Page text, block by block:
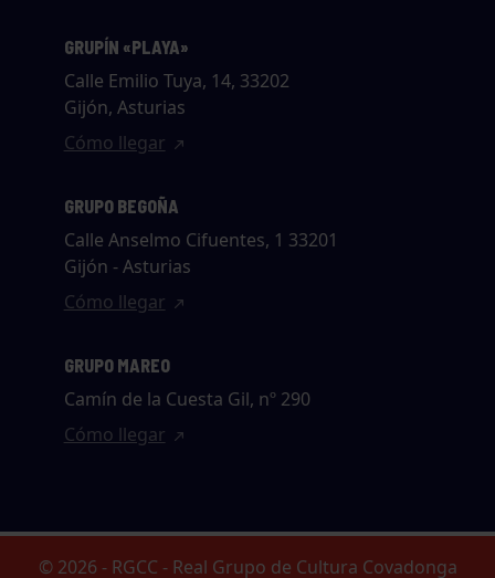
GRUPÍN «PLAYA»
Calle Emilio Tuya, 14, 33202
Gijón, Asturias
Cómo llegar
GRUPO BEGOÑA
Calle Anselmo Cifuentes, 1 33201
Gijón - Asturias
Cómo llegar
GRUPO MAREO
Camín de la Cuesta Gil, nº 290
Cómo llegar
© 2026 - RGCC - Real Grupo de Cultura Covadonga